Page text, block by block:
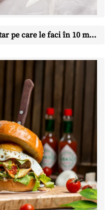
5 sosuri de casă pentru grătar pe care le faci în 10 minute